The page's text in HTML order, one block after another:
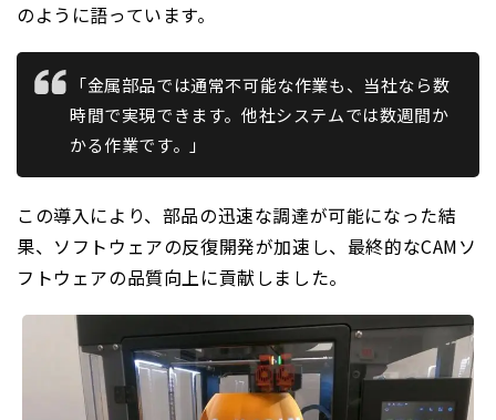
のように語っています。
「金属部品では通常不可能な作業も、当社なら数
時間で実現できます。他社システムでは数週間か
かる作業です。」
この導入により、部品の迅速な調達が可能になった結
果、ソフトウェアの反復開発が加速し、最終的なCAMソ
フトウェアの品質向上に貢献しました。